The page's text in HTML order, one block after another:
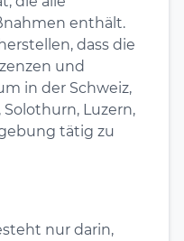
enthält.
dass die
und
in der Schweiz,
Solothurn, Luzern,
tätig zu
nur darin,